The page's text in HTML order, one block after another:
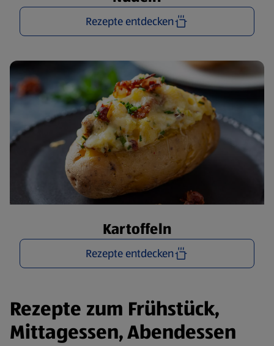
Rezepte entdecken
Kartoffeln
Rezepte entdecken
Rezepte zum Frühstück,
Mittagessen, Abendessen